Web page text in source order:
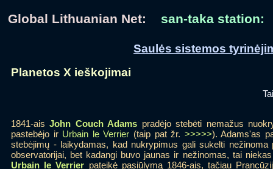
Global Lithuanian Net: san-taka station:
Saulės sistemos
Planetos X ieškojimai
1841-aisJohn Couch Adams pradėjo stebėti nemažus
pastebėjo ir Urbain le Verrier (taip pat žr. >>>>>). Adams'as
stebėjimų - laikydamas, kad nukrypimus gali sukelti nežinoma
observatorijai, bet kadangi buvo jaunas ir nežinomas, tai
Urbain le Verrier pateikė pasiūlymą 1846-ais, tačiau